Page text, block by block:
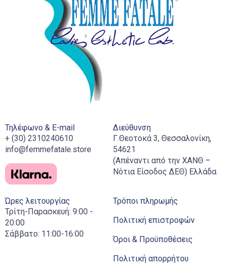
Τηλέφωνο & E-mail
+ (30) 2310240610
info@femmefatale.store
Διεύθυνση
Γ.Θεοτοκά 3, Θεσσαλονίκη,
54621
(Απέναντι από την ΧΑΝΘ –
Νότια Είσοδος ΔΕΘ) Ελλάδα
Ώρες λειτουργίας
Τρίτη-Παρασκευή: 9:00 -
20:00
Σάββατο: 11:00-16:00
Τρόποι πληρωμής
Πολιτική επιστροφών
Όροι & Προϋποθέσεις
Πολιτική απορρήτου